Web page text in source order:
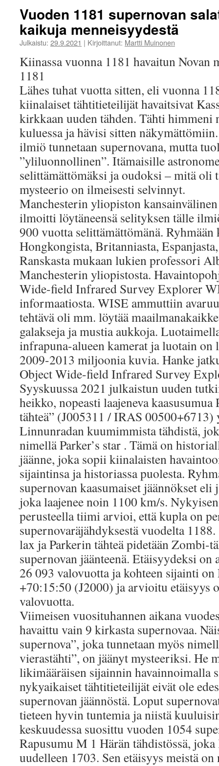
Vuoden 1181 supernovan
kaikuja menneisyydestä
Julkaistu: 29.9.2021 | Kirjoittanut: Martti Muinonen
Kiinassa vuonna 1181 havaitun Novan
1181
Lähes tuhat vuotta sitten, eli vuonna
kiinalaiset tähtitieteilijät havaitsivat
kirkkaan uuden tähden. Tähti himmeni
kuluessa ja hävisi sitten
ilmiö tunnetaan supernovana, mutta
”yliluonnollinen”. Itämaisille
selittämättömäksi ja oudoksi – mitä oli
mysteerio on ilmeisesti selvinnyt.
Manchesterin yliopiston
ilmoitti löytäneensä selityksen tälle
900 vuotta selittämättömänä.
Hongkongista, Britanniasta,
Ranskasta mukaan lukien professori
Manchesterin yliopistosta.
Wide-field Infrared Survey Explorer
informaatiosta. WISE ammuttiin
tehtävä oli mm. löytää
galakseja ja mustia aukkoja.
infrapuna-alueen kamerat ja luotain on
2009-2013 miljoonia kuvia. Hanke
Object Wide-field Infrared Survey
Syyskuussa 2021 julkaistun uuden
heikko, nopeasti laajeneva kaasusumua
tähteä” (J005311 / IRAS
Linnunradan kuumimmista tähdistä,
nimellä Parker’s star . Tämä on
jäänne, joka sopii kiinalaisten
sijaintinsa ja historiassa puolesta.
supernovan kaasumaiset jäännökset
joka laajenee noin 1100 km/s.
perusteella tiimi arvioi, että kupla on
supernovaräjähdyksestä vuodelta
lax ja Parkerin tähteä pidetään Zombi-
supernovan jäänteenä. Etäisyydeksi
26 093 valovuotta ja kohteen sijainti
+70:15:50 (J2000) ja arvioitu etäisyys
valovuotta.
Viimeisen vuosituhannen aikana
havaittu vain 9 kirkasta supernovaa.
supernova”, joka tunnetaan myös
vierastähti”, on jäänyt mysteeriksi. He
likimääräisen sijainnin havainnoimalla
nykyaikaiset tähtitieteilijät eivät ole
supernovan jäännöstä. Loput
tieteen hyvin tuntemia ja niistä
keskuudessa suosittu vuoden 1054
Rapusumu M 1 Härän tähdistössä,
uudelleen 1703. Sen etäisyys meistä